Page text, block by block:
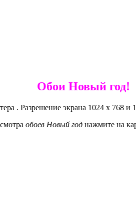
Обои Новый год!
. Разрешение экрана 1024 x 768 и
обоев Новый год нажмите на